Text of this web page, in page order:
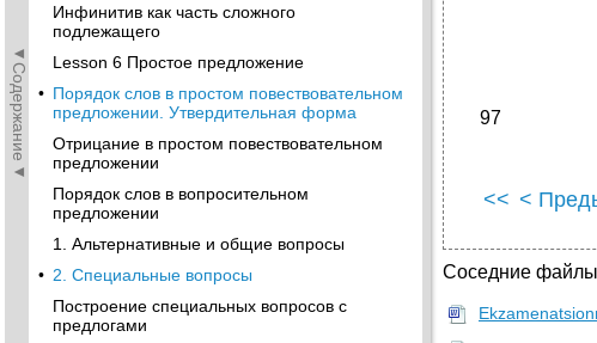
◄Содержание◄
Инфинитив как часть сложного
подлежащего
Lesson 6 Простое предложение
• Порядок слов в простом повествовательном
предложении. Утвердительная форма
Отрицание в простом повествовательном
предложении
Порядок слов в вопросительном
предложении
1. Альтернативные и общие вопросы
• 2. Специальные вопросы
Построение специальных вопросов с
предлогами
97
<< <
Соседние